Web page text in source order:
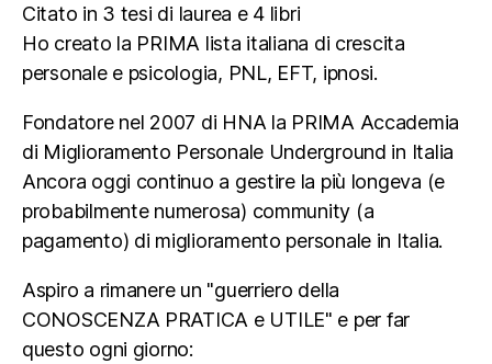
Citato in 3 tesi di laurea e 4 libri
Ho creato la PRIMA lista italiana di crescita
personale e psicologia, PNL, EFT, ipnosi.
Fondatore nel 2007 di HNA la PRIMA Accademia
di Miglioramento Personale Underground in Italia
Ancora oggi continuo a gestire la più longeva (e
probabilmente numerosa) community (a
pagamento) di miglioramento personale in Italia.
Aspiro a rimanere un "guerriero della
CONOSCENZA PRATICA e UTILE" e per far
questo ogni giorno: